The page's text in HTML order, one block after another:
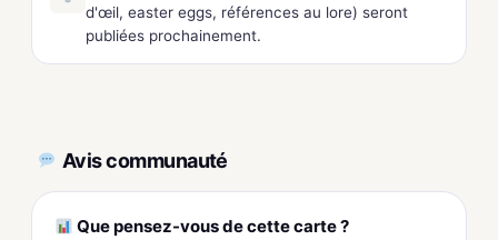
d'œil, easter eggs, références au lore) seront
publiées prochainement.
Avis communauté
Que pensez-vous de cette carte ?